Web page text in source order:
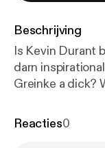
Beschrijving
Is Kevin Durant
darn
Greinke a dick?
anti-
Reacties0